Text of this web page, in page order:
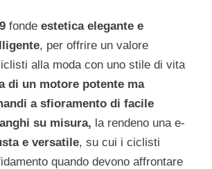
fondeestetica elegante e
, per offrire un valore
alla moda con uno stile di vita
di un motore potente ma
a sfioramento di facile
su misura, la rendeno una e-
e versatile, su cui i ciclisti
quando devono affrontare